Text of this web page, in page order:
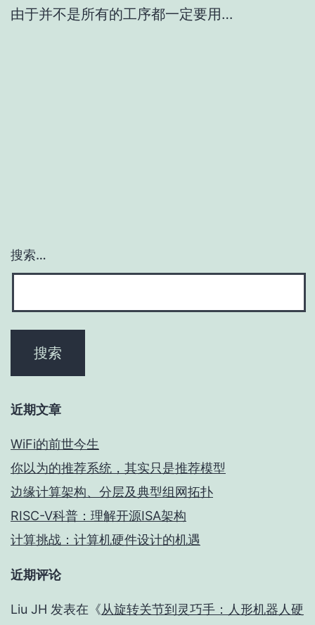
由于并不是所有的工序都一定要用…
搜索…
近期文章
WiFi的前世今生
你以为的推荐系统，其实只是推荐模型
边缘计算架构、分层及典型组网拓扑
RISC-V科普：理解开源ISA架构
计算挑战：计算机硬件设计的机遇
近期评论
Liu JH 发表在《从旋转关节到灵巧手：人形机器人硬